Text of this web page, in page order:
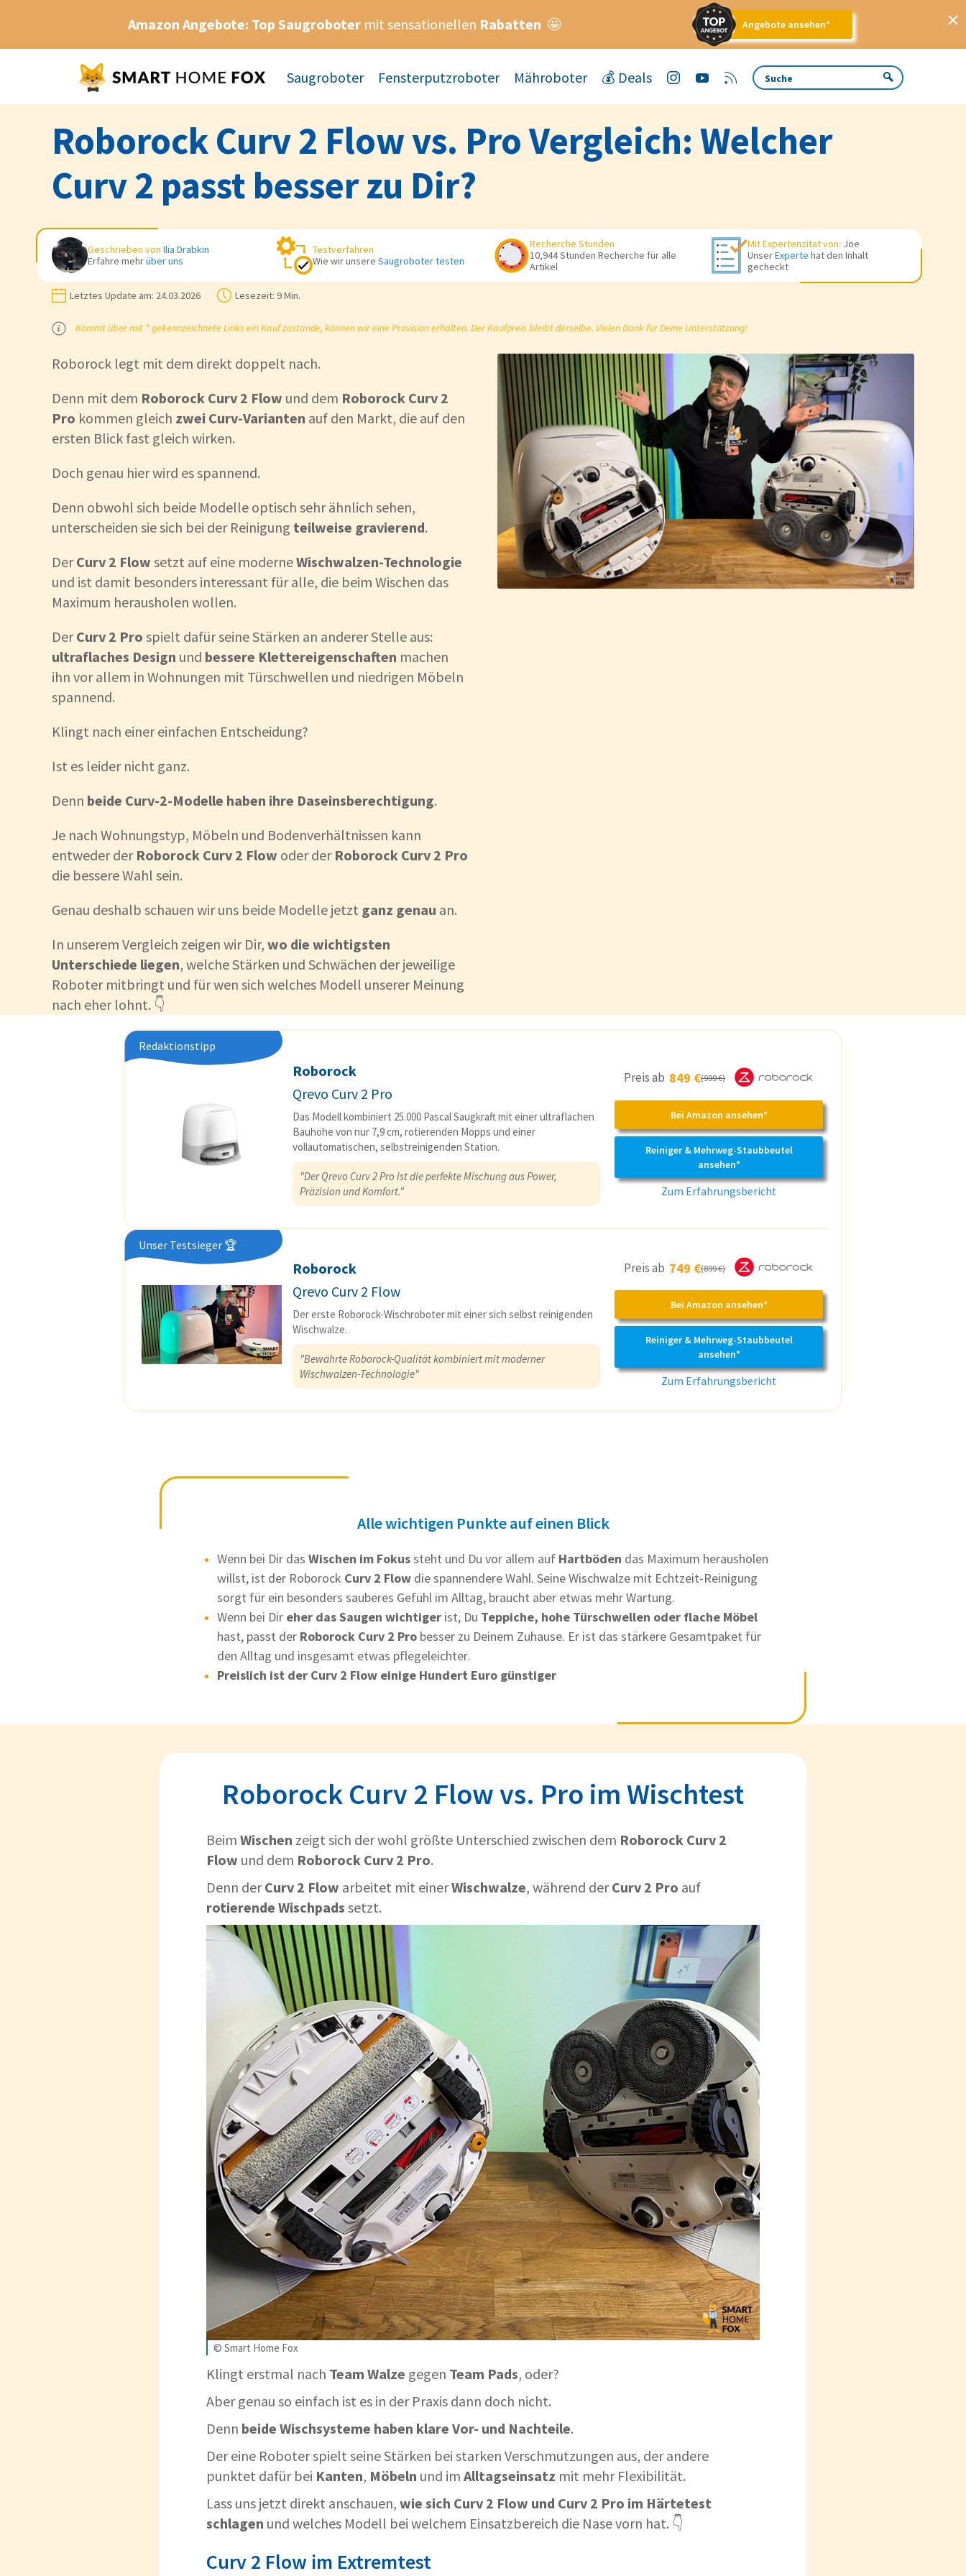
Amazon Angebote: Top Saugrobotermit sensationellen Rabatten 🤩 Angebote ansehen*
Saugroboter Fensterputzroboter Mähroboter 💰 Deals
Roborock Curv 2 Flow vs. Pro Vergleich: Welcher
Curv 2 passt besser zu Dir?
Geschrieben von Ilia Drabkin
Erfahre mehrüber uns
Testverfahren
Wie wir unsere Saugroboter testen
Recherche Stunden
10,944 Stunden Recherche für alle
Artikel
Mit Expertenzitat von: Joe
UnserExperte hat den Inhalt
gecheckt
Letztes Update am: 24.03.2026 Lesezeit: 9 Min.
Kommt über mit * gekennzeichnete Links ein Kauf zustande, können wir eine Provision erhalten. Der Kaufpreis bleibt derselbe. Vielen Dank für Deine Unterstützung!
Roborock legt mit dem direkt doppelt nach.
Denn mit dem Roborock Curv 2 Flow und dem Roborock Curv 2
Pro kommen gleich zwei Curv-Varianten auf den Markt, die auf den
ersten Blick fast gleich wirken.
Doch genau hier wird es spannend.
Denn obwohl sich beide Modelle optisch sehr ähnlich sehen,
unterscheiden sie sich bei der Reinigung teilweise gravierend.
DerCurv 2 Flow setzt auf eine moderneWischwalzen-Technologie
und ist damit besonders interessant für alle, die beim Wischen das
Maximum herausholen wollen.
DerCurv 2 Pro spielt dafür seine Stärken an anderer Stelle aus:
ultraflaches Design und bessere Klettereigenschaften machen
ihn vor allem in Wohnungen mit Türschwellen und niedrigen Möbeln
spannend.
Klingt nach einer einfachen Entscheidung?
Ist es leider nicht ganz.
Denn beide Curv-2-Modelle haben ihre Daseinsberechtigung.
Je nach Wohnungstyp, Möbeln und Bodenverhältnissen kann
entweder der Roborock Curv 2 Flow oder der Roborock Curv 2 Pro
die bessere Wahl sein.
Genau deshalb schauen wir uns beide Modelle jetzt ganz genau an.
In unserem Vergleich zeigen wir Dir, wo die wichtigsten
Unterschiede liegen, welche Stärken und Schwächen der jeweilige
Roboter mitbringt und für wen sich welches Modell unserer Meinung
nach eher lohnt. 👇
Redaktionstipp
Roborock
Qrevo Curv 2 Pro
Das Modell kombiniert 25.000 Pascal Saugkraft mit einer ultraflachen
Bauhöhe von nur 7,9 cm, rotierenden Mopps und einer
vollautomatischen, selbstreinigenden Station.
"Der Qrevo Curv 2 Pro ist die perfekte Mischung aus Power,
Präzision und Komfort."
Preis ab 849 €(999 €)
Bei Amazon ansehen*
Reiniger & Mehrweg-Staubbeutel
ansehen*
Zum Erfahrungsbericht
Unser Testsieger 🏆
Roborock
Qrevo Curv 2 Flow
Der erste Roborock-Wischroboter mit einer sich selbst reinigenden
Wischwalze.
"Bewährte Roborock-Qualität kombiniert mit moderner
Wischwalzen-Technologie"
Preis ab 749 €(899 €)
Bei Amazon ansehen*
Reiniger & Mehrweg-Staubbeutel
ansehen*
Zum Erfahrungsbericht
Alle wichtigen Punkte auf einen Blick
Wenn bei Dir das Wischen im Fokussteht und Du vor allem auf Hartböden das Maximum herausholen
willst, ist der Roborock Curv 2 Flow die spannendere Wahl. Seine Wischwalze mit Echtzeit-Reinigung
sorgt für ein besonders sauberes Gefühl im Alltag, braucht aber etwas mehr Wartung.
Wenn bei Dir eher das Saugen wichtiger ist, Du Teppiche, hohe Türschwellen oder flache Möbel
hast, passt der Roborock Curv 2 Pro besser zu Deinem Zuhause. Er ist das stärkere Gesamtpaket für
den Alltag und insgesamt etwas pflegeleichter.
Preislich ist der Curv 2 Flow einige Hundert Euro günstiger
Roborock Curv 2 Flow vs. Pro im Wischtest
Beim Wischen zeigt sich der wohl größte Unterschied zwischen dem Roborock Curv 2
Flow und dem Roborock Curv 2 Pro.
Denn derCurv 2 Flow arbeitet mit einerWischwalze, während derCurv 2 Pro auf
rotierende Wischpads setzt.
© Smart Home Fox
Klingt erstmal nach Team Walze gegen Team Pads, oder?
Aber genau so einfach ist es in der Praxis dann doch nicht.
Denn beide Wischsysteme haben klare Vor- und Nachteile.
Der eine Roboter spielt seine Stärken bei starken Verschmutzungen aus, der andere
punktet dafür bei Kanten, Möbeln und im Alltagseinsatz mit mehr Flexibilität.
Lass uns jetzt direkt anschauen, wie sich Curv 2 Flow und Curv 2 Pro im Härtetest
schlagen und welches Modell bei welchem Einsatzbereich die Nase vorn hat. 👇
Curv 2 Flow im Extremtest